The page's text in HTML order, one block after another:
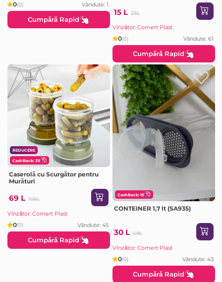
0(0) Vândute: 1
Cumpără Rapid
15 L 23L
Vînzător: Comert Plast
0(0) Vândute: 61
Cumpără Rapid
REDUCERE
CashBack: 35
Caserolă cu Scurgător pentru
Murături
69 L 105L
Vînzător: Comert Plast
0(0) Vândute: 45
Cumpără Rapid
CashBack: 15
CONTEINER 1,7 lt (SA935)
30 L 49L
Vînzător: Comert Plast
0(0) Vândute: 43
Cumpără Rapid